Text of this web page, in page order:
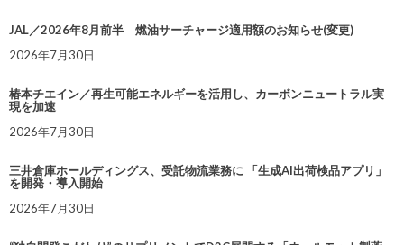
JAL／2026年8月前半 燃油サーチャージ適用額のお知らせ(変更)
2026年7月30日
椿本チエイン／再生可能エネルギーを活用し、カーボンニュートラル実
現を加速
2026年7月30日
三井倉庫ホールディングス、受託物流業務に 「生成AI出荷検品アプリ」
を開発・導入開始
2026年7月30日